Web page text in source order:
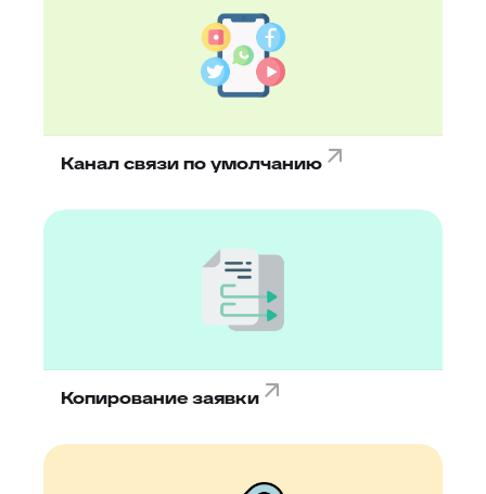
Канал связи по умолчанию
Копирование заявки